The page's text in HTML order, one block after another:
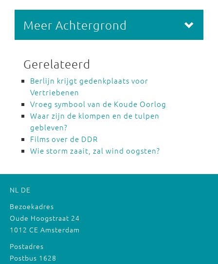
Meer Achtergrond
Gerelateerd
Berlijn krijgt gedenkplaats voor
Vertriebenen
Vroeg symbool van de Koude Oorlog
Waar zijn de klompen en de tulpen
gebleven?
Films over de DDR
Wie storm zaait, zal wind oogsten?
NL DE
Bezoekadres
Oude Hoogstraat 24
1012 CE Amsterdam
Postadres
Postbus 1628